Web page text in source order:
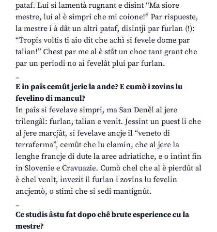
pataf. Lui si lamentà rugnant e disint “Ma siore
mestre, lui al è simpri che mi coione!” Par rispueste,
la mestre i à dât un altri pataf, disintji par furlan (!):
“Tropis voltis ti aio dit che achì si fevele dome par
talian!” Chest par me al è stât un choc tant grant che
par un periodi no ai fevelât plui par furlan.
_
E in paîs cemût jerie la ande? E cumò i zovins lu
fevelino di mancul?
In paîs si fevelave simpri, ma San Denêl al jere
trilengâl: furlan, talian e venit. Jessint un puest li che
al jere marcjât, si fevelave ancje il “veneto di
terraferma”, cemût che lu clamin, che al jere la
lenghe francje di dute la aree adriatiche, e o intint fin
in Slovenie e Cravuazie. Cumò chel che al è pierdût al
è chel venit, invezit il furlan i zovins lu fevelin
ancjemò, o stimi che si sedi mantignût.
_
Ce studis âstu fat dopo chê brute esperience cu la
mestre?